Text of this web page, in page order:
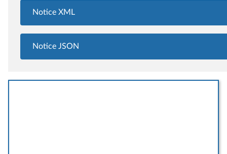
Notice XML
Notice JSON